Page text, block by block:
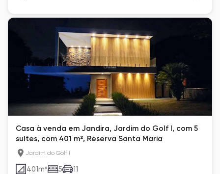
Casa à venda em Jandira, Jardim do Golf I, com 5
suítes, com 401 m², Reserva Santa Maria
Jardim do Golf I
401m² 5 11